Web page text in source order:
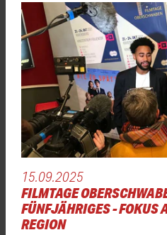
15.09.2025
FILMTAGE
FÜNFJÄHRIGES - FOKUS
REGION